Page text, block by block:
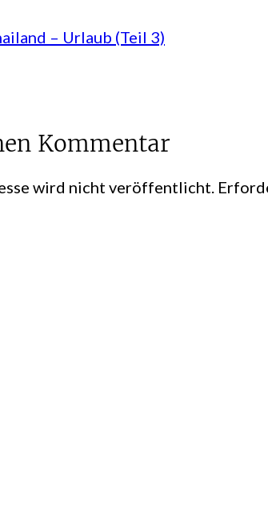
– Urlaub (Teil 3)
Kommentar
wird nicht veröffentlicht.